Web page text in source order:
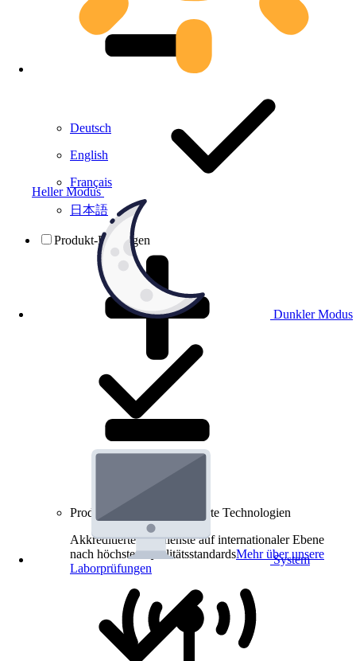
Heller Modus
Dunkler Modus
System
Deutsch
English
Français
日本語
Produkt-Prüfungen
Produkt-Prüfungen für smarte Technologien
Akkreditierte Prüfdienste auf internationaler Ebene
nach höchsten QualitätsstandardsMehr über unsere
Laborprüfungen